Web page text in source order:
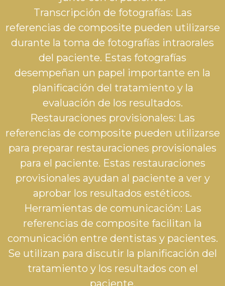
Transcripción de fotografías: Las
referencias de composite pueden utilizarse
durante la toma de fotografías intraorales
del paciente. Estas fotografías
desempeñan un papel importante en la
planificación del tratamiento y la
evaluación de los resultados.
Restauraciones provisionales: Las
referencias de composite pueden utilizarse
para preparar restauraciones provisionales
para el paciente. Estas restauraciones
provisionales ayudan al paciente a ver y
aprobar los resultados estéticos.
Herramientas de comunicación: Las
referencias de composite facilitan la
comunicación entre dentistas y pacientes.
Se utilizan para discutir la planificación del
tratamiento y los resultados con el